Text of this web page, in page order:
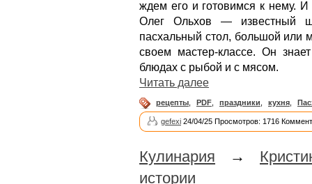
ждем его и готовимся к нему.
Олег Ольхов — известный
пасхальный стол, большой или
своем мастер-классе. Он
блюдах с рыбой и с мясом.
Читать далее
рецепты PDF праздники кухня
gefexi 24/04/25 Просмотров: 1716
Кулинария →
истории